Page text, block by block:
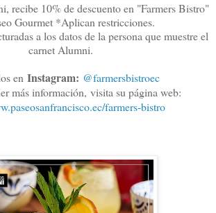
recibe 10% de descuento en "Farmers Bistro"
Gourmet *Aplican restricciones.
a los datos de la persona que muestre el
carnet Alumni.
en Instagram: @farmersbistroec
más información, visita su página web:
farmers-bistro